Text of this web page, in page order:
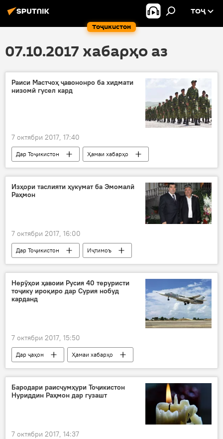
Тоҷикистон
ТОҶ
07.10.2017 хабарҳо аз
Раиси Мастчоҳ ҷавононро ба хидмати
низомӣ гусел кард
7 октябри 2017, 17:40
Дар Тоҷикистон
Ҳамаи хабарҳо
Амният ва мудофиа
Изҳори таслияти ҳукумат ба Эмомалӣ
Раҳмон
7 октябри 2017, 16:00
Дар Тоҷикистон
Иҷтимоъ
Ҳамаи хабарҳо
изҳори таслият
Эмомалӣ Раҳмон
Нерӯҳои ҳавоии Русия 40 теруристи
тоҷику ироқиро дар Сурия нобуд
карданд
7 октябри 2017, 15:50
Дар ҷаҳон
Ҳамаи хабарҳо
Амният ва мудофиа
Сурия
ДОИШ
ҷангиёни тоҷику ироқӣ
Бародари раисҷумҳури Тоҷикистон
Нуриддин Раҳмон дар гузашт
7 октябри 2017, 14:37